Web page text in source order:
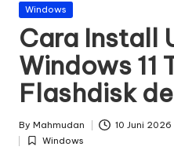
m
u
d
a
n
Posted
in
Windows
Cara Install
Windows 11
Flashdisk
Posted
by
By Mahmudan 10 Juni 2026
Posted
Windows